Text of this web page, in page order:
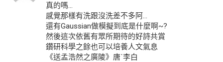
真的嗎…
感覺那樣有洗跟沒洗差不多阿…
還有Gaussian做模擬到底是什麼啊~?
然後這次依舊有眾所期待的好詩共賞
鑽研科學之餘也可以培養人文氣息
《送孟浩然之廣陵》唐˙李白